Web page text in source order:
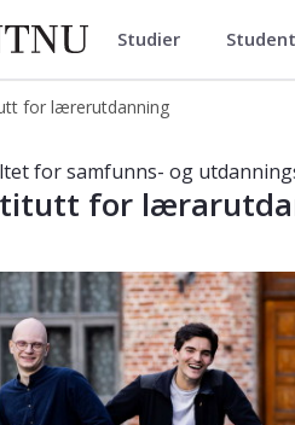
forStudier
for lærerutdanning
for samfunns- og
for